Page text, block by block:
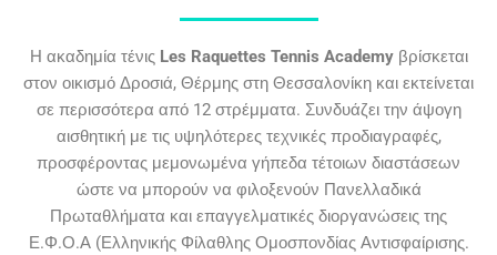
Η ακαδημία τένις Les Raquettes Tennis Academyβρίσκεται
στον οικισμό Δροσιά, Θέρμης στη Θεσσαλονίκη και εκτείνεται
σε περισσότερα από 12 στρέμματα. Συνδυάζει την άψογη
αισθητική με τις υψηλότερες τεχνικές προδιαγραφές,
προσφέροντας μεμονωμένα γήπεδα τέτοιων διαστάσεων
ώστε να μπορούν να φιλοξενούν Πανελλαδικά
Πρωταθλήματα και επαγγελματικές διοργανώσεις της
Ε.Φ.Ο.Α (Ελληνικής Φίλαθλης Ομοσπονδίας Αντισφαίρισης.